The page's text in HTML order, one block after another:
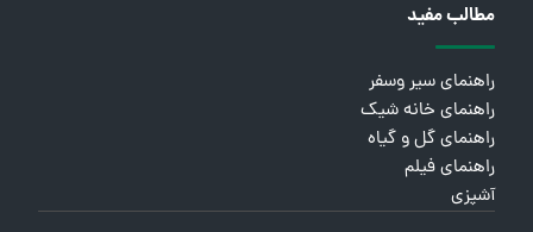
مطالب مفید
راهنمای سیر وسفر
راهنمای خانه شیک
راهنمای گل و گیاه
راهنمای فیلم
آشپزی